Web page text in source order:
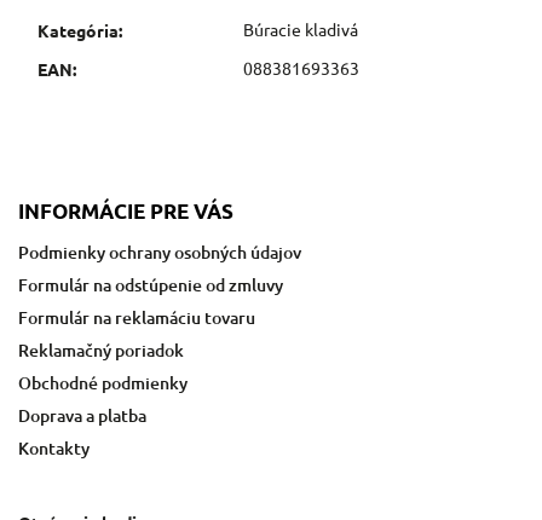
Kategória:
Búracie kladivá
EAN: 088381693363
INFORMÁCIE PRE VÁS
Podmienky ochrany osobných údajov
Formulár na odstúpenie od zmluvy
Formulár na reklamáciu tovaru
Reklamačný poriadok
Obchodné podmienky
Doprava a platba
Kontakty